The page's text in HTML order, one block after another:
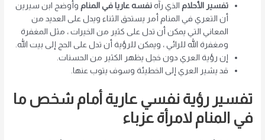
تفسير الأحلام الذي رآهنفسه عاريا في المنام وأوضح ابن سيرين
أن التعري في المنام أمر يستحق الثناء ويدل على العديد من
المعاني التي يمكن أن تدل على كثير من الخيرات ، مثل المغفرة
ومغفرة الله للرائي ، ويمكن للرؤية أن تدل على الحج إلى بيت الله.
إن رؤية العري دون خجل يظهر الكثير من الحسنات.
قد يشير العري إلى الخطيئة وسوف يتوب عنها.
تفسير رؤية نفسي عارية أمام شخص ما
في المنام لامرأة عزباء